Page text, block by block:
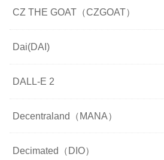
CZ THE GOAT（CZGOAT）
Dai(DAI)
DALL-E 2
Decentraland（MANA）
Decimated（DIO）